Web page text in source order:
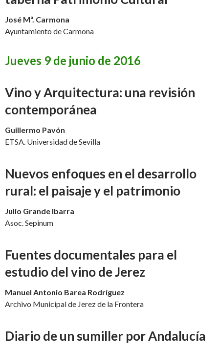
José Mª. Carmona
Ayuntamiento de Carmona
Jueves 9 de junio de 2016
Vino y Arquitectura: una revisión
contemporánea
Guillermo Pavón
ETSA. Universidad de Sevilla
Nuevos enfoques en el desarrollo
rural: el paisaje y el patrimonio
Julio Grande Ibarra
Asoc. Sepinum
Fuentes documentales para el
estudio del vino de Jerez
Manuel Antonio Barea Rodríguez
Archivo Municipal de Jerez de la Frontera
Diario de un sumiller por Andalucía